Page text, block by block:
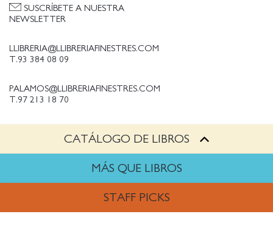
CATÁLOGO DE LIBROS
MÁS QUE LIBROS
STAFF PICKS
LLIBRERIA@LLIBRERIAFINESTRES.COM
T.93 384 08 09
PALAMOS@LLIBRERIAFINESTRES.COM
T.97 213 18 70
PALESTINA@LLIBRERIAFINESTRES.COM
TRABAJA CON NOSOTROS
SUSCRÍBETE A NUESTRA
NEWSLETTER